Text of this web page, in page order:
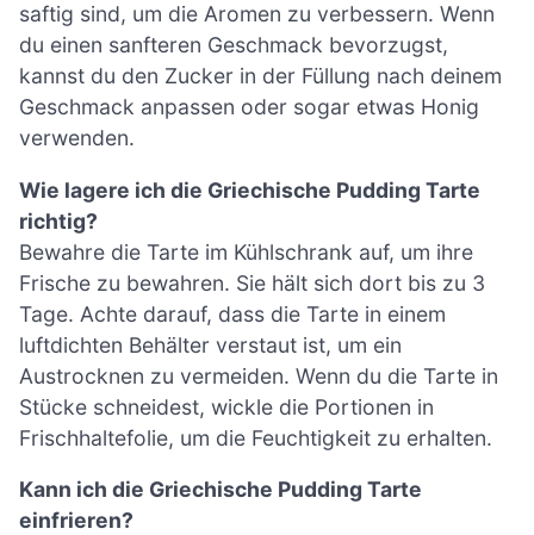
saftig sind, um die Aromen zu verbessern. Wenn
du einen sanfteren Geschmack bevorzugst,
kannst du den Zucker in der Füllung nach deinem
Geschmack anpassen oder sogar etwas Honig
verwenden.
Wie lagere ich die Griechische Pudding Tarte
richtig?
Bewahre die Tarte im Kühlschrank auf, um ihre
Frische zu bewahren. Sie hält sich dort bis zu 3
Tage. Achte darauf, dass die Tarte in einem
luftdichten Behälter verstaut ist, um ein
Austrocknen zu vermeiden. Wenn du die Tarte in
Stücke schneidest, wickle die Portionen in
Frischhaltefolie, um die Feuchtigkeit zu erhalten.
Kann ich die Griechische Pudding Tarte
einfrieren?